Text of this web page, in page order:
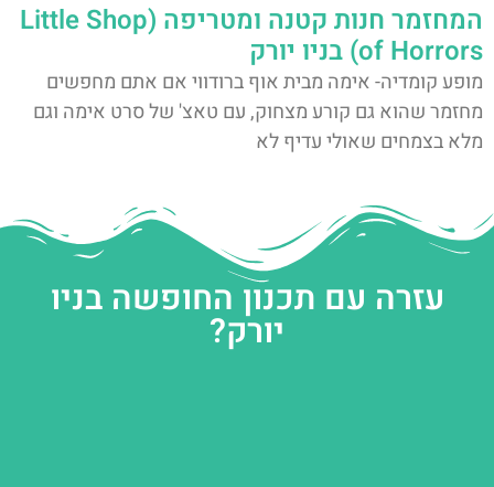
המחזמר חנות קטנה ומטריפה (Little Shop
of Horrors) בניו יורק
מופע קומדיה- אימה מבית אוף ברודווי אם אתם מחפשים
מחזמר שהוא גם קורע מצחוק, עם טאצ' של סרט אימה וגם
מלא בצמחים שאולי עדיף לא
עזרה עם תכנון החופשה בניו
יורק?